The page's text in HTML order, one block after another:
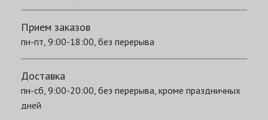
Прием заказов
пн-пт, 9:00-18:00, без перерыва
Доставка
пн-сб, 9:00-20:00, без перерыва, кроме праздничных
дней